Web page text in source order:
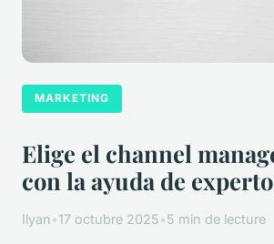
MARKETING
Elige el channel
con la ayuda de
Ilyan•17 octubre 2025•5 min de lecture